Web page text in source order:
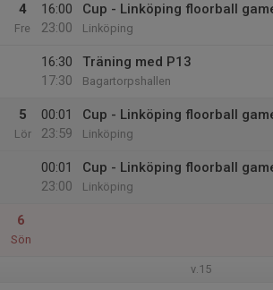
4
Fre
16:00
23:00
Cup - Linköping floorball
Linköping
16:30
17:30
Träning med P13
Bagartorpshallen
5
Lör
00:01
23:59
Cup - Linköping floorball
Linköping
00:01
23:00
Cup - Linköping floorball
Linköping
6
Sön
v.15